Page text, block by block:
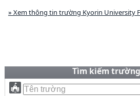
» Xem thông tin trường Kyorin University
Tìm kiếm